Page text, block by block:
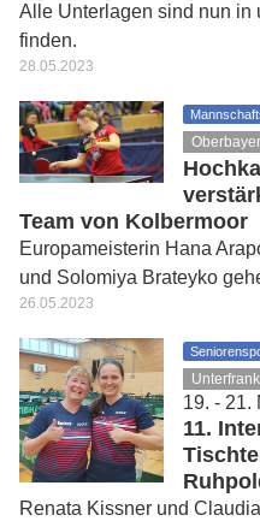
Alle Unterlagen sind nun in
finden.
28.05.2023
Team von Kolbermoor
Europameisterin Hana
und Solomiya Brateyko
26.05.2023
19. - 21.
11.
Renata Kissner und